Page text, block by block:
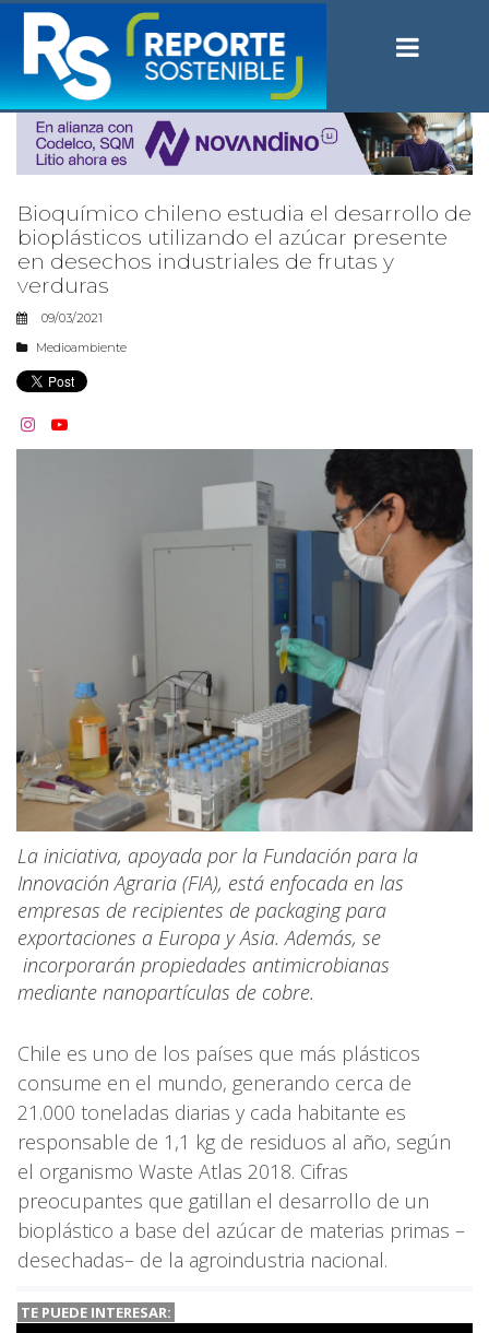
Bioquímico chileno estudia el desarrollo de
bioplásticos utilizando el azúcar presente
en desechos industriales de frutas y
verduras
09/03/2021
Medioambiente
 
La iniciativa, apoyada por la Fundación para la
Innovación Agraria (FIA), está enfocada en las
empresas de recipientes de packaging para
exportaciones a Europa y Asia. Además, se
incorporarán propiedades antimicrobianas
mediante nanopartículas de cobre.
Chile es uno de los países que más plásticos
consume en el mundo, generando cerca de
21.000 toneladas diarias y cada habitante es
responsable de 1,1 kg de residuos al año, según
el organismo Waste Atlas 2018. Cifras
preocupantes que gatillan el desarrollo de un
bioplástico a base del azúcar de materias primas –
desechadas– de la agroindustria nacional.
TE PUEDE INTERESAR: